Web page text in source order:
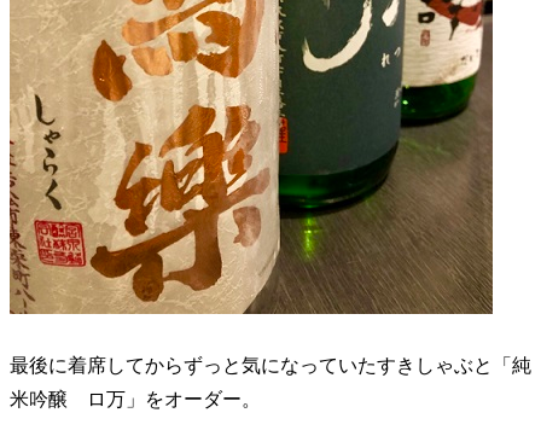
最後に着席してからずっと気になっていたすきしゃぶと「純
米吟醸 ロ万」をオーダー。